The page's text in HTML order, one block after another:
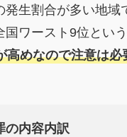
発生割合が多い地域
国ワースト9位とい
高めなので注意は必
の内容内訳